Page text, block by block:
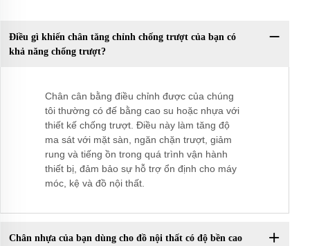
Điều gì khiến chân tăng chỉnh chống trượt của bạn có
khả năng chống trượt?
Chân cân bằng điều chỉnh được của chúng
tôi thường có đế bằng cao su hoặc nhựa với
thiết kế chống trượt. Điều này làm tăng độ
ma sát với mặt sàn, ngăn chặn trượt, giảm
rung và tiếng ồn trong quá trình vận hành
thiết bị, đảm bảo sự hỗ trợ ổn định cho máy
móc, kệ và đồ nội thất.
Chân nhựa của bạn dùng cho đồ nội thất có độ bền cao